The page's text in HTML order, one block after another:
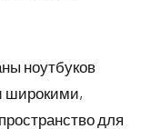
ноутбуков
широкими,
для